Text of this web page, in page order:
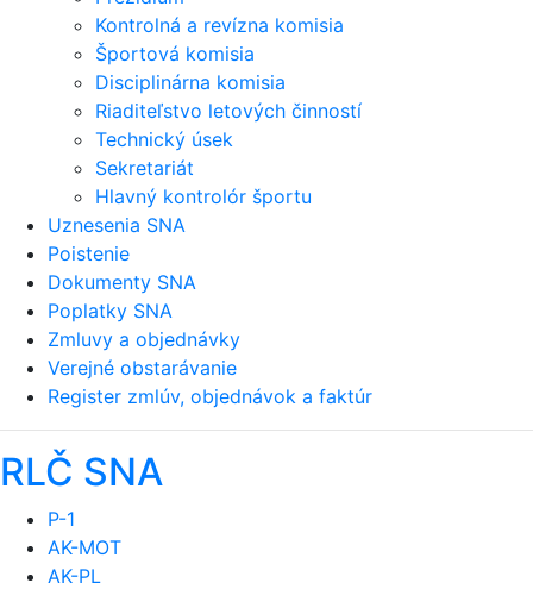
Kontrolná a revízna komisia
Športová komisia
Disciplinárna komisia
Riaditeľstvo letových činností
Technický úsek
Sekretariát
Hlavný kontrolór športu
Uznesenia SNA
Poistenie
Dokumenty SNA
Poplatky SNA
Zmluvy a objednávky
Verejné obstarávanie
Register zmlúv, objednávok a faktúr
RLČ SNA
P-1
AK-MOT
AK-PL